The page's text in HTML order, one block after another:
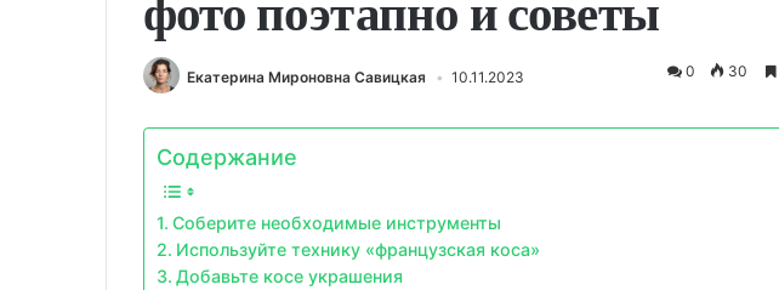
Екатерина Мироновна Савицкая 10.11.2023 0 30
Содержание
Соберите необходимые инструменты
Используйте технику «французская коса»
Добавьте косе украшения